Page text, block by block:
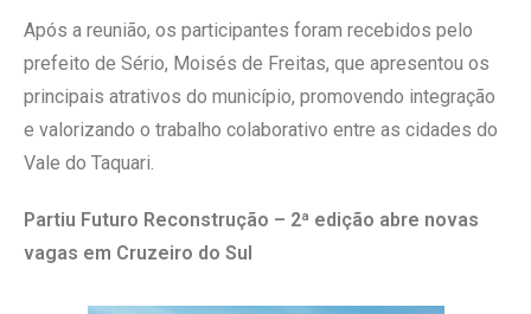
Após a reunião, os participantes foram recebidos pelo
prefeito de Sério, Moisés de Freitas, que apresentou os
principais atrativos do município, promovendo integração
e valorizando o trabalho colaborativo entre as cidades do
Vale do Taquari.
Partiu Futuro Reconstrução – 2ª edição abre novas
vagas em Cruzeiro do Sul